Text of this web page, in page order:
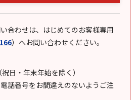
合わせは、はじめてのお客様専用
） へお問い合わせください。
日・年末年始を除く）
話番号をお間違えのないようご注